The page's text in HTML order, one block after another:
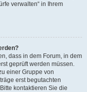
verwalten“ in Ihrem
dass in dem Forum, in dem
geprüft werden müssen.
einer Gruppe von
erst begutachten
kontaktieren Sie die